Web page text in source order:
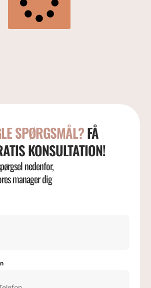
SPØRGSMÅL?FÅ
KONSULTATION!
nedenfor,
manager dig